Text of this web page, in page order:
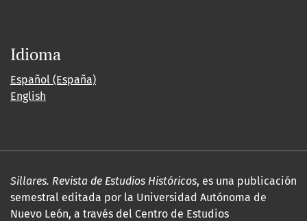
Idioma
Español (España)
English
Sillares. Revista de Estudios Históricos, es una publicación
semestral editada por la Universidad Autónoma de
Nuevo León, a través del Centro de Estudios